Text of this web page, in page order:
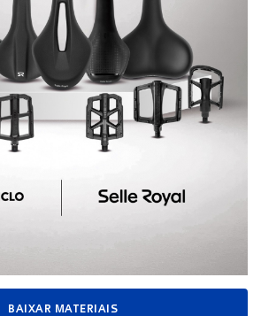
BAIXAR MATERIAIS